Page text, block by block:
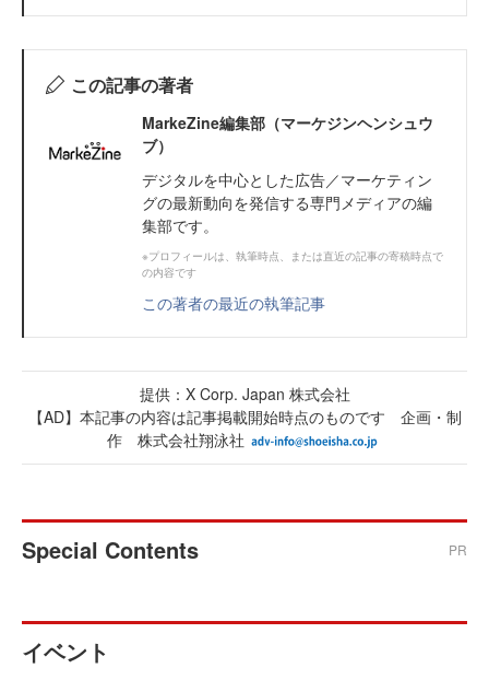
この記事の著者
MarkeZine編集部（マーケジンヘンシュウ
ブ）
デジタルを中心とした広告／マーケティン
グの最新動向を発信する専門メディアの編
集部です。
※プロフィールは、執筆時点、または直近の記事の寄稿時点で
の内容です
この著者の最近の執筆記事
提供：X Corp. Japan 株式会社
【AD】本記事の内容は記事掲載開始時点のものです 企画・制
作 株式会社翔泳社
Special Contents PR
イベント